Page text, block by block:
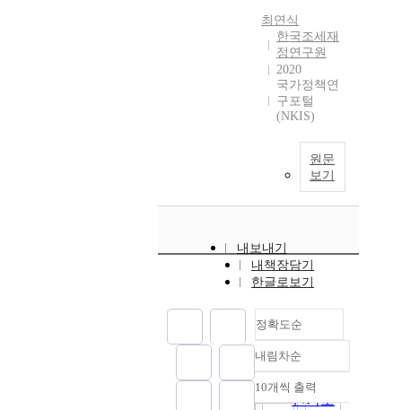
최연식
한국조세재
정연구원
2020
국가정책연
구포털
(NKIS)
원문
보기
내보내기
내책장담기
한글로보기
정확도순
정확도
순
인기도
내림차순
내림차순
10개씩 출력